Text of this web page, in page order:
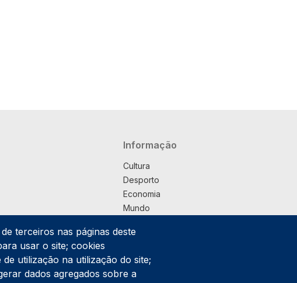
Navegação principal
Informação
Cultura
Desporto
Economia
Mundo
País
Praça
Pub
terceiros nas páginas deste
usar o site; cookies
utilização na utilização do site;
dados agregados sobre a